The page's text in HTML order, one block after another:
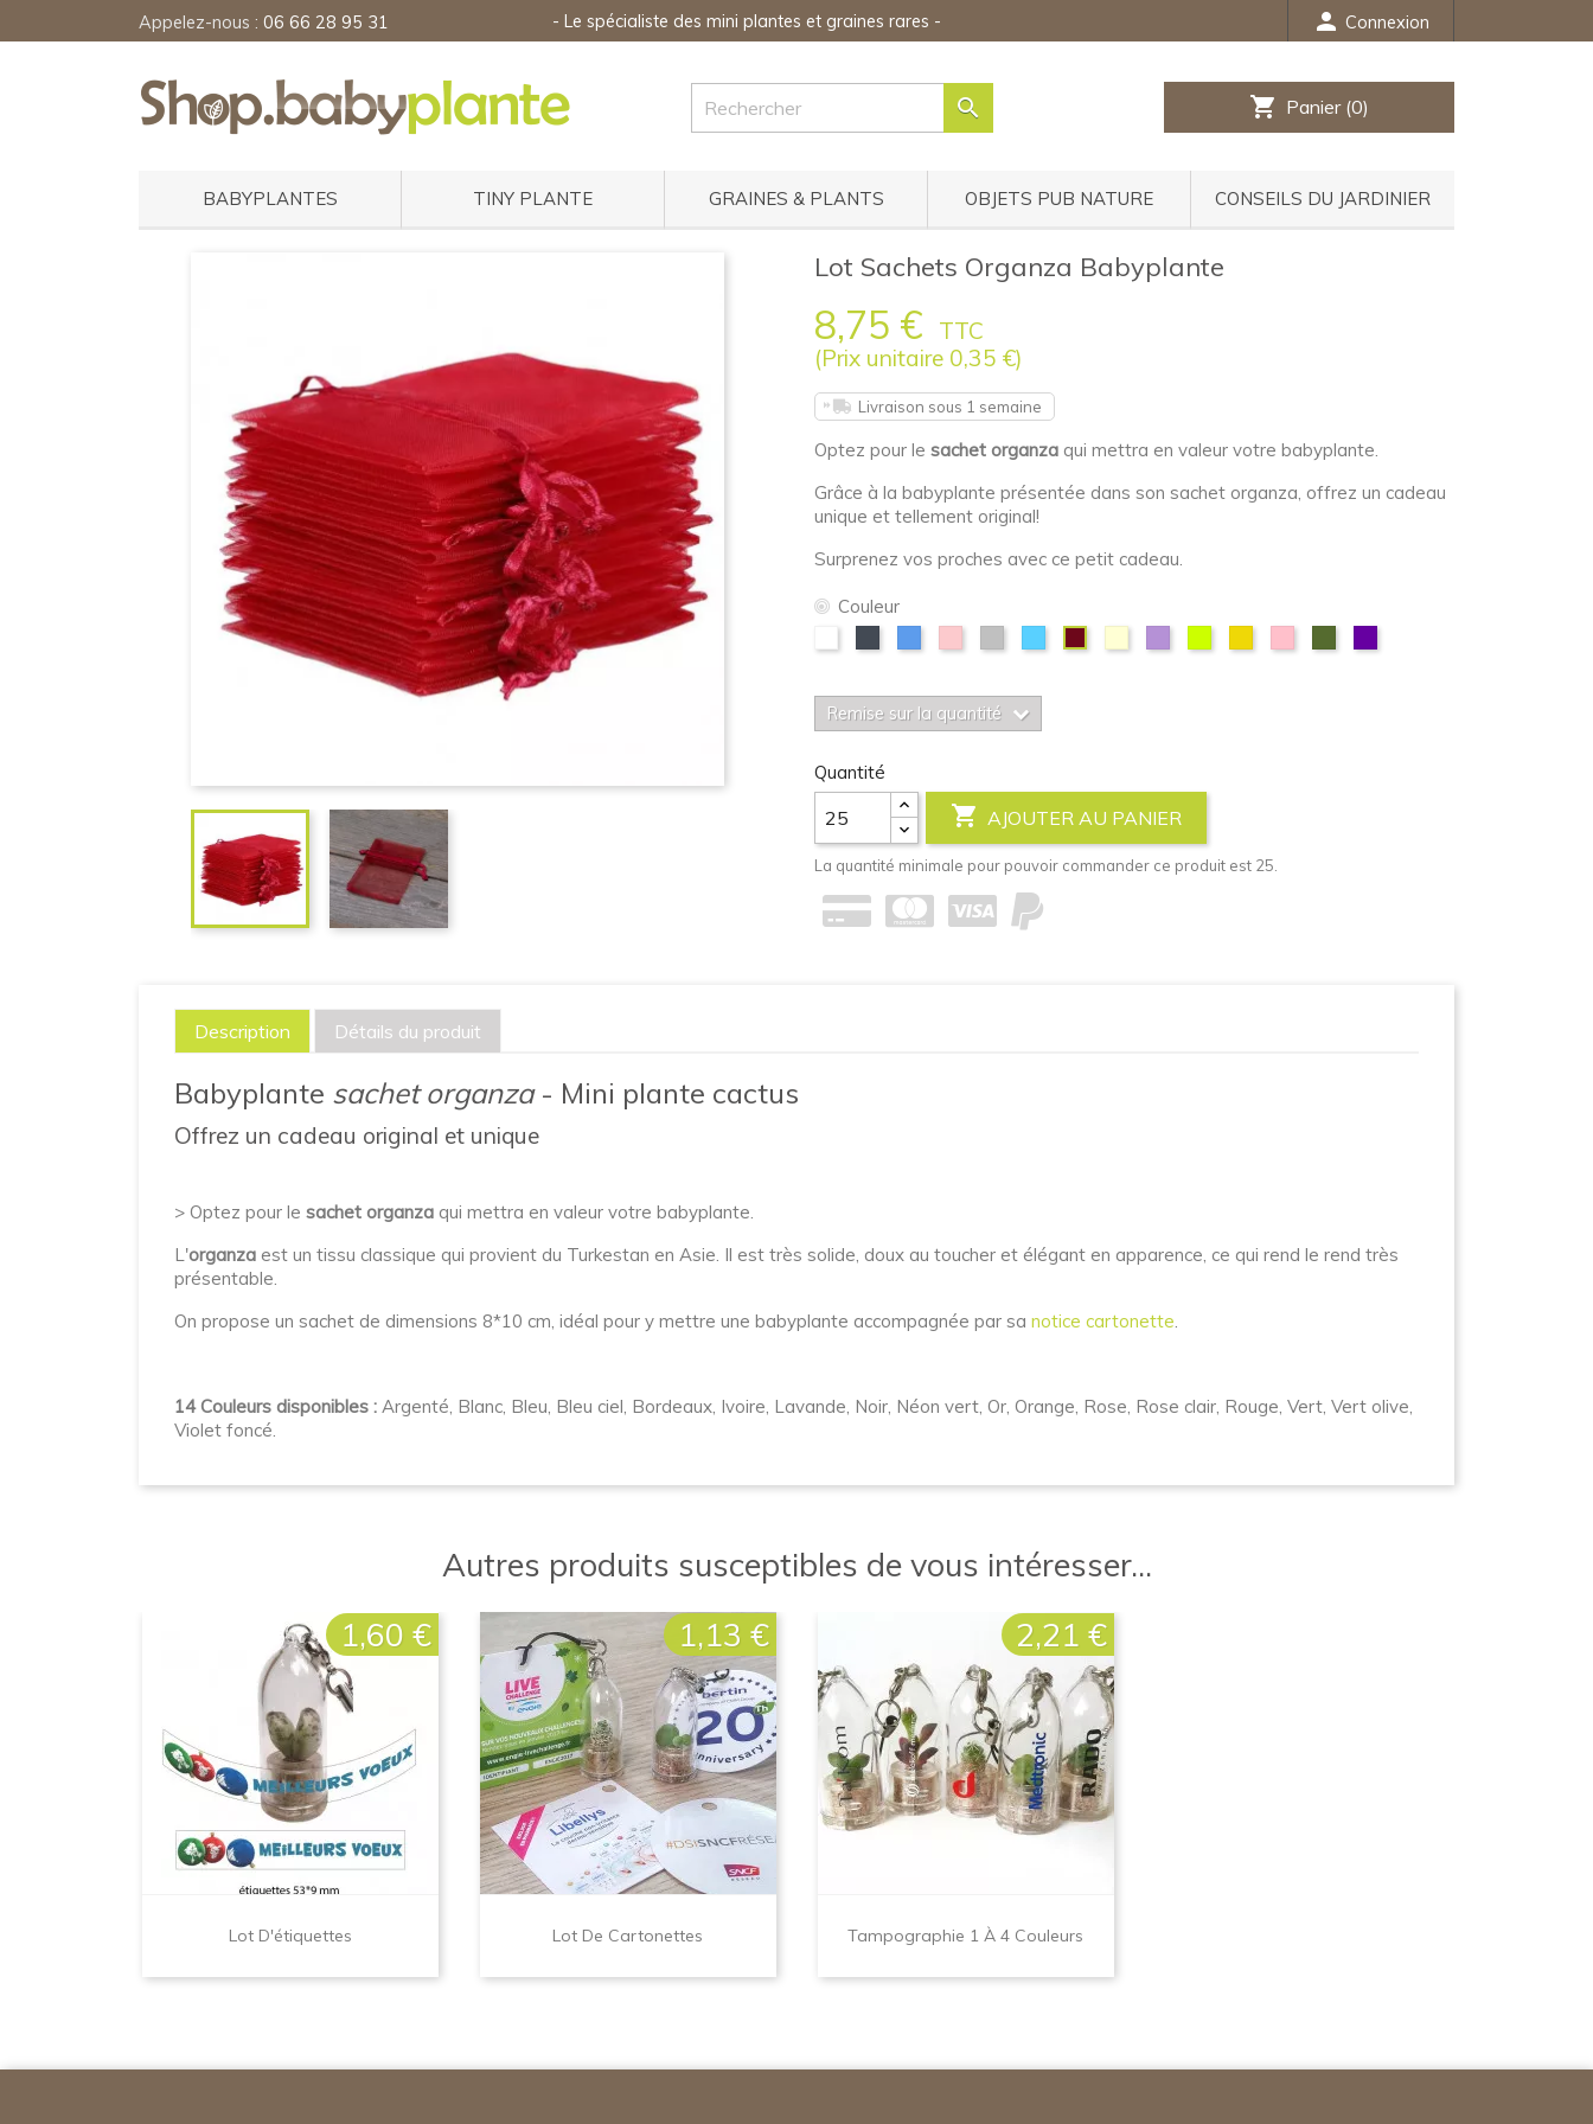
- Le spécialiste des mini plantes et graines rares -
Appelez-nous : 06 66 28 95 31 person Connexion
 shopping_cart Panier (0)
BABYPLANTES TINY PLANTE GRAINES & PLANTS OBJETS PUB NATURE CONSEILS DU JARDINIER
Lot Sachets Organza Babyplante
8,75 €
TTC
(Prix unitaire 0,35 €)
Livraison sous 1 semaine
Optez pour le sachet organza qui mettra en valeur votre babyplante.
Grâce à la babyplante présentée dans son sachet organza, offrez un cadeau
unique et tellement original!
Surprenez vos proches avec ce petit cadeau.
Couleur
Remise sur la quantité
Quantité
 AJOUTER AU PANIER
La quantité minimale pour pouvoir commander ce produit est 25.
Description Détails du produit
Babyplante sachet organza- Mini plante cactus
Offrez un cadeau original et unique
> Optez pour le sachet organza qui mettra en valeur votre babyplante.
L'organza est un tissu classique qui provient du Turkestan en Asie. Il est très solide, doux au toucher et élégant en apparence, ce qui rend le rend très
présentable.
On propose un sachet de dimensions 8*10 cm, idéal pour y mettre une babyplante accompagnée par sa notice cartonette
14 Couleurs disponibles : Argenté, Blanc, Bleu, Bleu ciel, Bordeaux, Ivoire, Lavande, Noir, Néon vert, Or, Orange, Rose, Rose clair, Rouge, Vert, Vert olive,
Violet foncé.
Autres produits susceptibles de vous intéresser...
Lot D'étiquettes
Prix
1,60 €
Lot De Cartonettes
Prix
1,13 €
Tampographie 1 À 4 Couleurs
Prix
2,21 €